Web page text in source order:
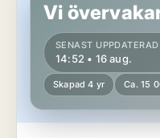
Vi
SENAST UPPDATERAD
14:52 • 16 aug.
Skapad 4 yr Ca. 15